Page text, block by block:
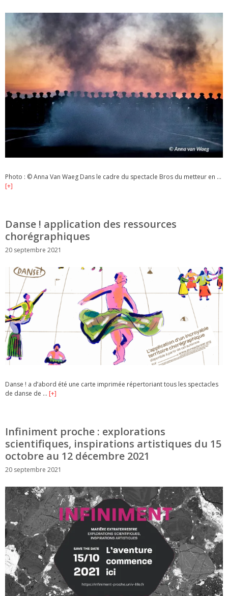
Photo : © Anna Van Waeg Dans le cadre du spectacle Bros du metteur en …
[+]
Danse ! application des ressources
chorégraphiques
20 septembre 2021
Danse ! a d’abord été une carte imprimée répertoriant tous les spectacles
de danse de … [+]
Infiniment proche : explorations
scientifiques, inspirations artistiques du 15
octobre au 12 décembre 2021
20 septembre 2021